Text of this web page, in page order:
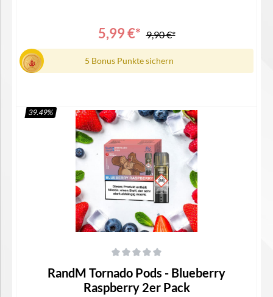
5,99 €* 9,90 €*
5 Bonus Punkte sichern
In den Warenkorb
39.49%
RandM Tornado Pods - Blueberry
Raspberry 2er Pack